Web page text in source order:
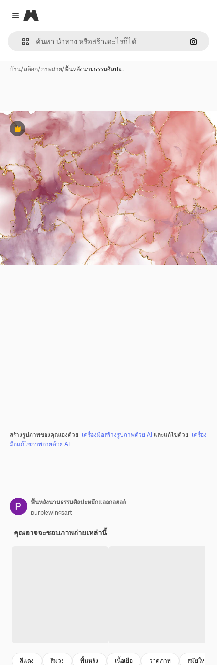
Close menu
Magnific
ค้นหา
บ้าน/สต็อก/ภาพถ่าย/พื้นหลังนามธรรมศิลปะ…
พรีเมี่ยม
สร้างรูปภาพของคุณเองด้วย เครื่องมือสร้างรูปภาพด้วย AI และแก้ไขด้วย เครื่อง
มือแก้ไขภาพถ่ายด้วย AI
พื้นหลังนามธรรมศิลปะหมึกแอลกอฮอล์
purplewingsart
คุณอาจจะชอบภาพถ่ายเหล่านี้
สีแดง สีม่วง พื้นหลัง เนื้อเยื่อ วาดภาพ สมัยใหม่